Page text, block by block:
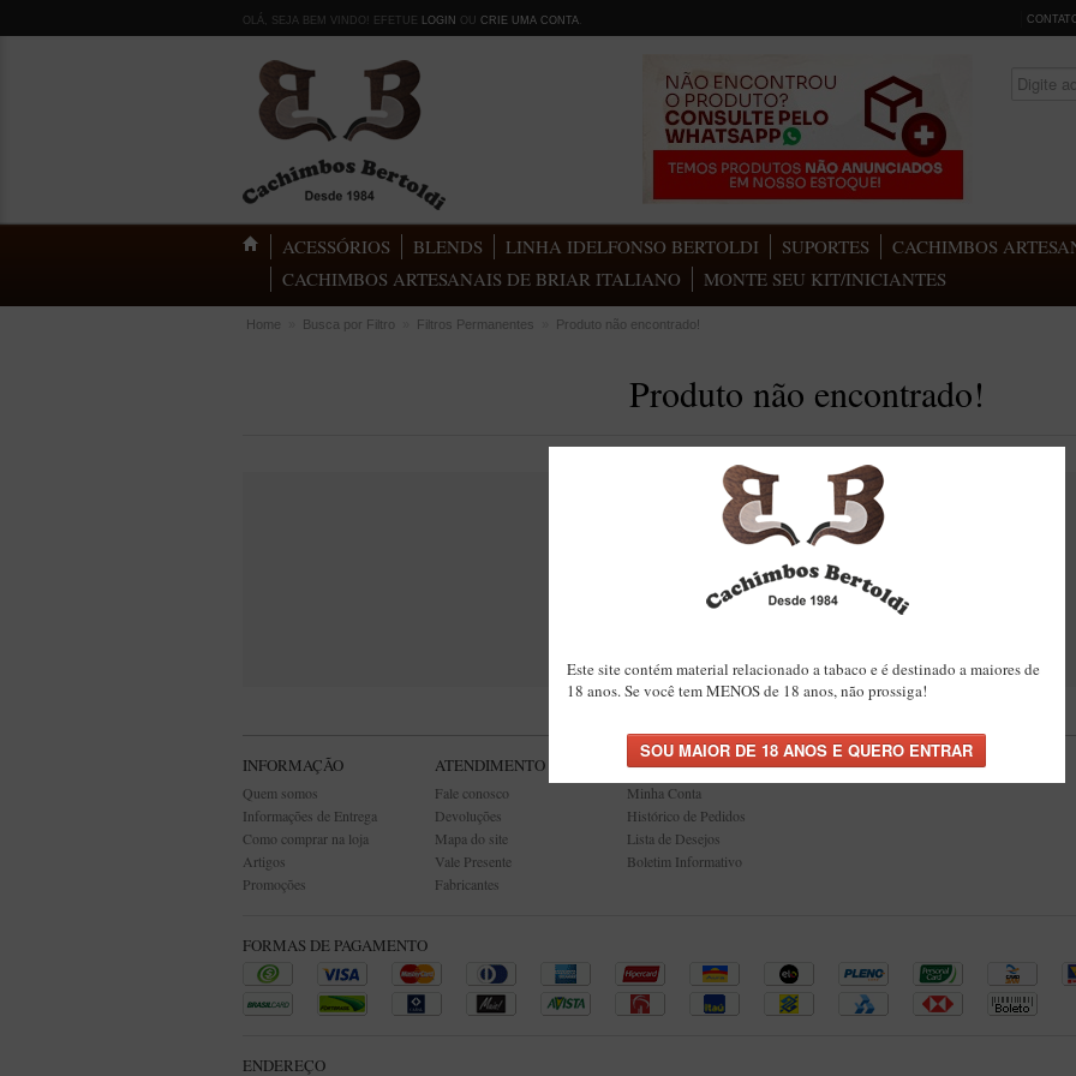
OLÁ, SEJA BEM VINDO! EFETUE LOGIN OU CRIE UMA CONTA.
ACESSÓRIOS BLENDS LINHA IDELFONSO BERTOLDI SUPORTES
CACHIMBOS
CACHIMBOS ARTESANAIS DE BRIAR ITALIANO
MONTE SEU KIT/INICIANTES
Home Busca por Filtro Filtros Permanentes Produto não encontrado!
Produto não encontrado!
Produto não encontrado!
CONTINUAR
INFORMAÇÃO
Quem somos
Informações de Entrega
Como comprar na loja
Artigos
Promoções
ATENDIMENTO
Fale conosco
Devoluções
Mapa do site
Vale Presente
Fabricantes
MINHA CONTA
Minha Conta
Histórico de Pedidos
Lista de Desejos
Boletim Informativo
FORMAS DE PAGAMENTO
ENDEREÇO
Este site contém material relacionado a tabaco e é destinado a maiores de
18 anos. Se você tem MENOS de 18 anos, não prossiga!